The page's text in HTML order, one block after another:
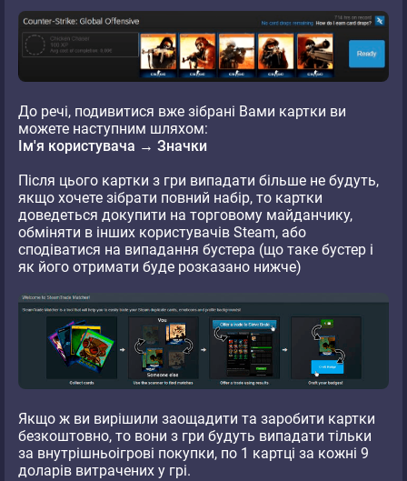
До речі, подивитися вже зібрані Вами картки ви
можете наступним шляхом:
Ім'я користувача → Значки
Після цього картки з гри випадати більше не будуть,
якщо хочете зібрати повний набір, то картки
доведеться докупити на торговому майданчику,
обміняти в інших користувачів Steam, або
сподіватися на випадання бустера (що таке бустер і
як його отримати буде розказано нижче)
Якщо ж ви вирішили заощадити та заробити картки
безкоштовно, то вони з гри будуть випадати тільки
за внутрішньоігрові покупки, по 1 картці за кожні 9
доларів витрачених у грі.